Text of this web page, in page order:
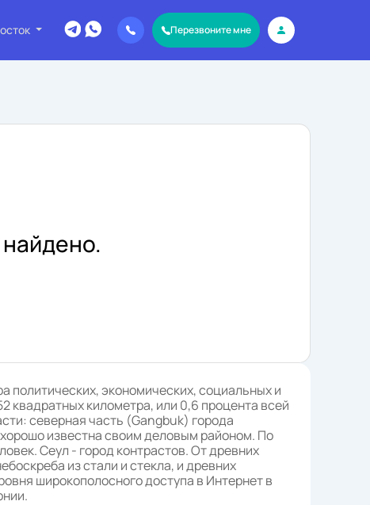
Перезвоните мне
политических, экономических, социальных и
квадратных километра, или 0,6 процента всей
северная часть (Gangbuk) города
известна своим деловым районом. По
Сеул - город контрастов. От древних
из стали и стекла, и древних
широкополосного доступа в Интернет в